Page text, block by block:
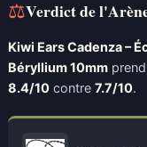
⚖Verdict de
Kiwi Ears Cadenza –
Béryllium 10mm
8.4/10 contre 7.7/10.